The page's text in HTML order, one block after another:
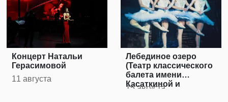
Концерт Натальи
Герасимовой
11 августа
Лебединое озеро
(Театр классического
балета имени
Касаткиной и
15 августа